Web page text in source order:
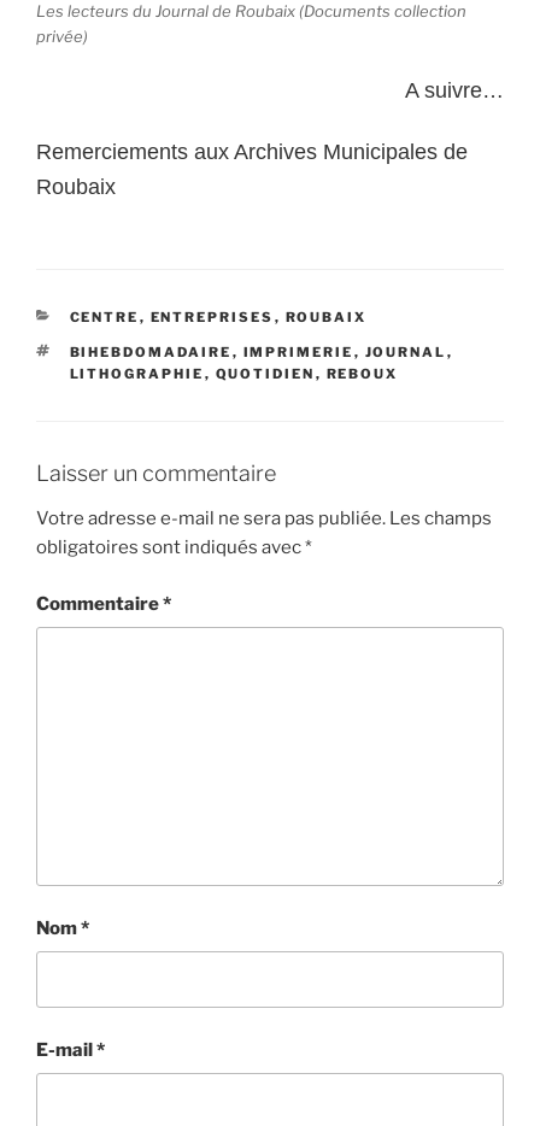
Les lecteurs du Journal de Roubaix (Documents collection
privée)
A suivre…
Remerciements aux Archives Municipales de
Roubaix
CATÉGORIES
CENTRE , ENTREPRISES , ROUBAIX
ÉTIQUETTES
BIHEBDOMADAIRE , IMPRIMERIE , JOURNAL ,
LITHOGRAPHIE , QUOTIDIEN , REBOUX
Laisser un commentaire
Votre adresse e-mail ne sera pas publiée. Les champs
obligatoires sont indiqués avec*
Commentaire*
Nom*
E-mail*